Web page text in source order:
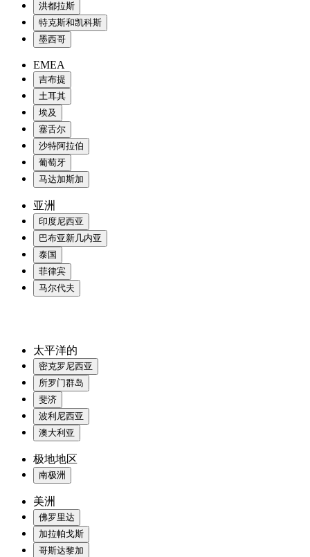
洪都拉斯
特克斯和凯科斯
墨西哥
EMEA
吉布提
土耳其
埃及
塞舌尔
沙特阿拉伯
葡萄牙
马达加斯加
亚洲
印度尼西亚
巴布亚新几内亚
泰国
菲律宾
马尔代夫
太平洋的
密克罗尼西亚
所罗门群岛
斐济
波利尼西亚
澳大利亚
极地地区
南极洲
美洲
佛罗里达
加拉帕戈斯
哥斯达黎加